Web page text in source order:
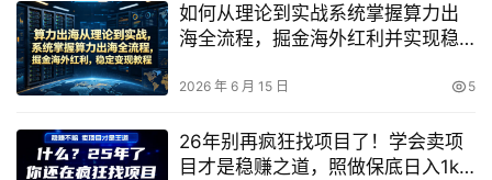
如何从理论到实战系统掌握算力出
海全流程，掘金海外红利并实现稳
2026 年 6 月 15 日 5
26年别再疯狂找项目了！学会卖项
目才是稳赚之道，照做保底日入1k+